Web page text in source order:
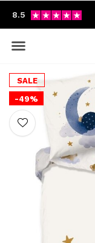
8.5
SALE
-49%